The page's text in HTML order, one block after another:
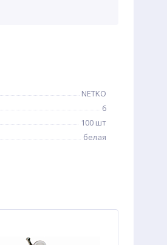
NETKO
6
100 шт
белая